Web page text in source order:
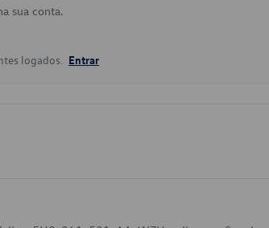
sua conta.
logados. Entrar